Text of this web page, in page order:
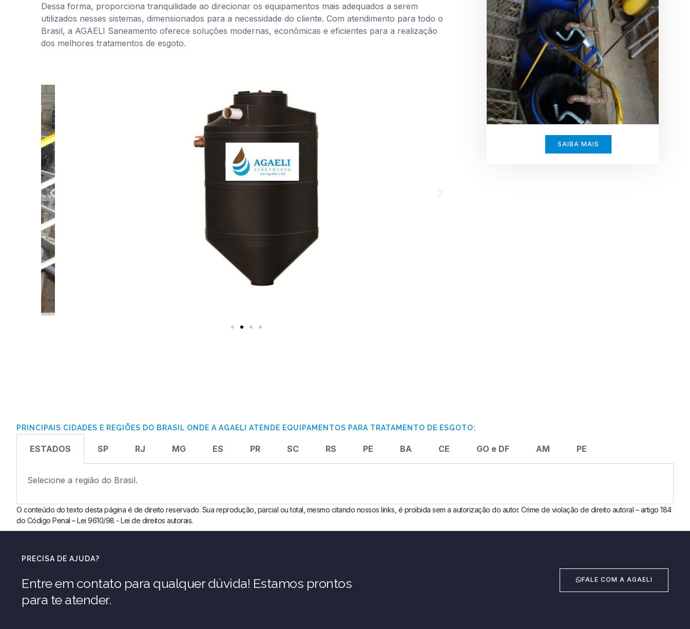
Dessa forma, proporciona tranquilidade ao direcionar os equipamentos mais adequados a serem
utilizados nesses sistemas, dimensionados para a necessidade do cliente. Com atendimento para todo o
Brasil, a AGAELI Saneamento oferece soluções modernas, econômicas e eficientes para a realização
dos melhores tratamentos de esgoto.
SAIBA MAIS
PRINCIPAIS CIDADES E REGIÕES DO BRASIL ONDE A AGAELI ATENDE EQUIPAMENTOS PARA TRATAMENTO DE ESGOTO:
ESTADOS SP RJ MG ES PR SC RS PE BA CE GO e DF AM PE
Selecione a região do Brasil.
O conteúdo do texto desta página é de direito reservado. Sua reprodução, parcial ou total, mesmo citando nossos links, é proibida sem a autorização do autor. Crime de violação de direito autoral – artigo 184
do Código Penal – Lei 9610/98 - Lei de direitos autorais.
PRECISA DE AJUDA?
Entre em contato para qualquer dúvida! Estamos prontos
para te atender.
FALE COM A AGAELI